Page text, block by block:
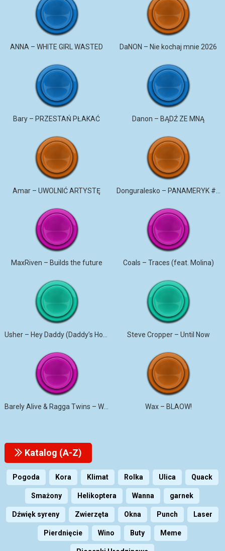
ANNA – WHITE GIRL WASTED DaNON – Nie kochaj mnie 2026
Bary – PRZESTAŃ PŁAKAĆ Danon – BĄDŹ ZE MNĄ
Amar – UWOLNIĆ ARTYSTĘ
MaxRiven – Builds the future Coals – Traces (feat. Molina)
Steve Cropper – Until Now
Barely Alive & Ragga Twins – We Set It Wax – BLAOW!
Katalog (A-Z)
Pogoda Kora Klimat Rolka Ulica Quack
Smażony Helikoptera Wanna garnek
Dźwięk syreny Zwierzęta Okna Punch Laser
Pierdnięcie Wino Buty Meme